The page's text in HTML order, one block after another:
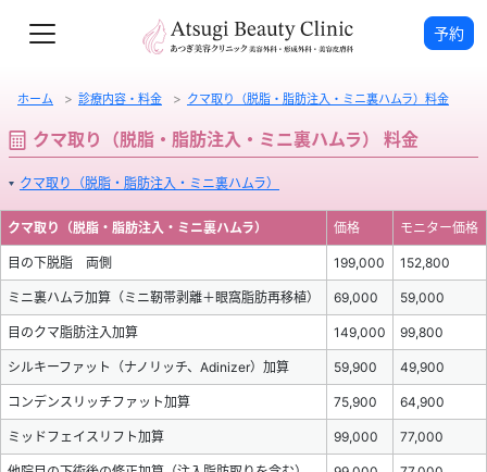
予約
ホーム 診療内容・料金 クマ取り（脱脂・脂肪注入・ミニ裏ハムラ）料金
クマ取り（脱脂・脂肪注入・ミニ裏ハムラ） 料金
クマ取り（脱脂・脂肪注入・ミニ裏ハムラ）
クマ取り（脱脂・脂肪注入・ミニ裏ハムラ） 価格 モニター価格
目の下脱脂 両側 199,000 152,800
ミニ裏ハムラ加算（ミニ靭帯剥離＋眼窩脂肪再移植） 69,000 59,000
目のクマ脂肪注入加算 149,000 99,800
シルキーファット（ナノリッチ、Adinizer）加算 59,900 49,900
コンデンスリッチファット加算 75,900 64,900
ミッドフェイスリフト加算 99,000 77,000